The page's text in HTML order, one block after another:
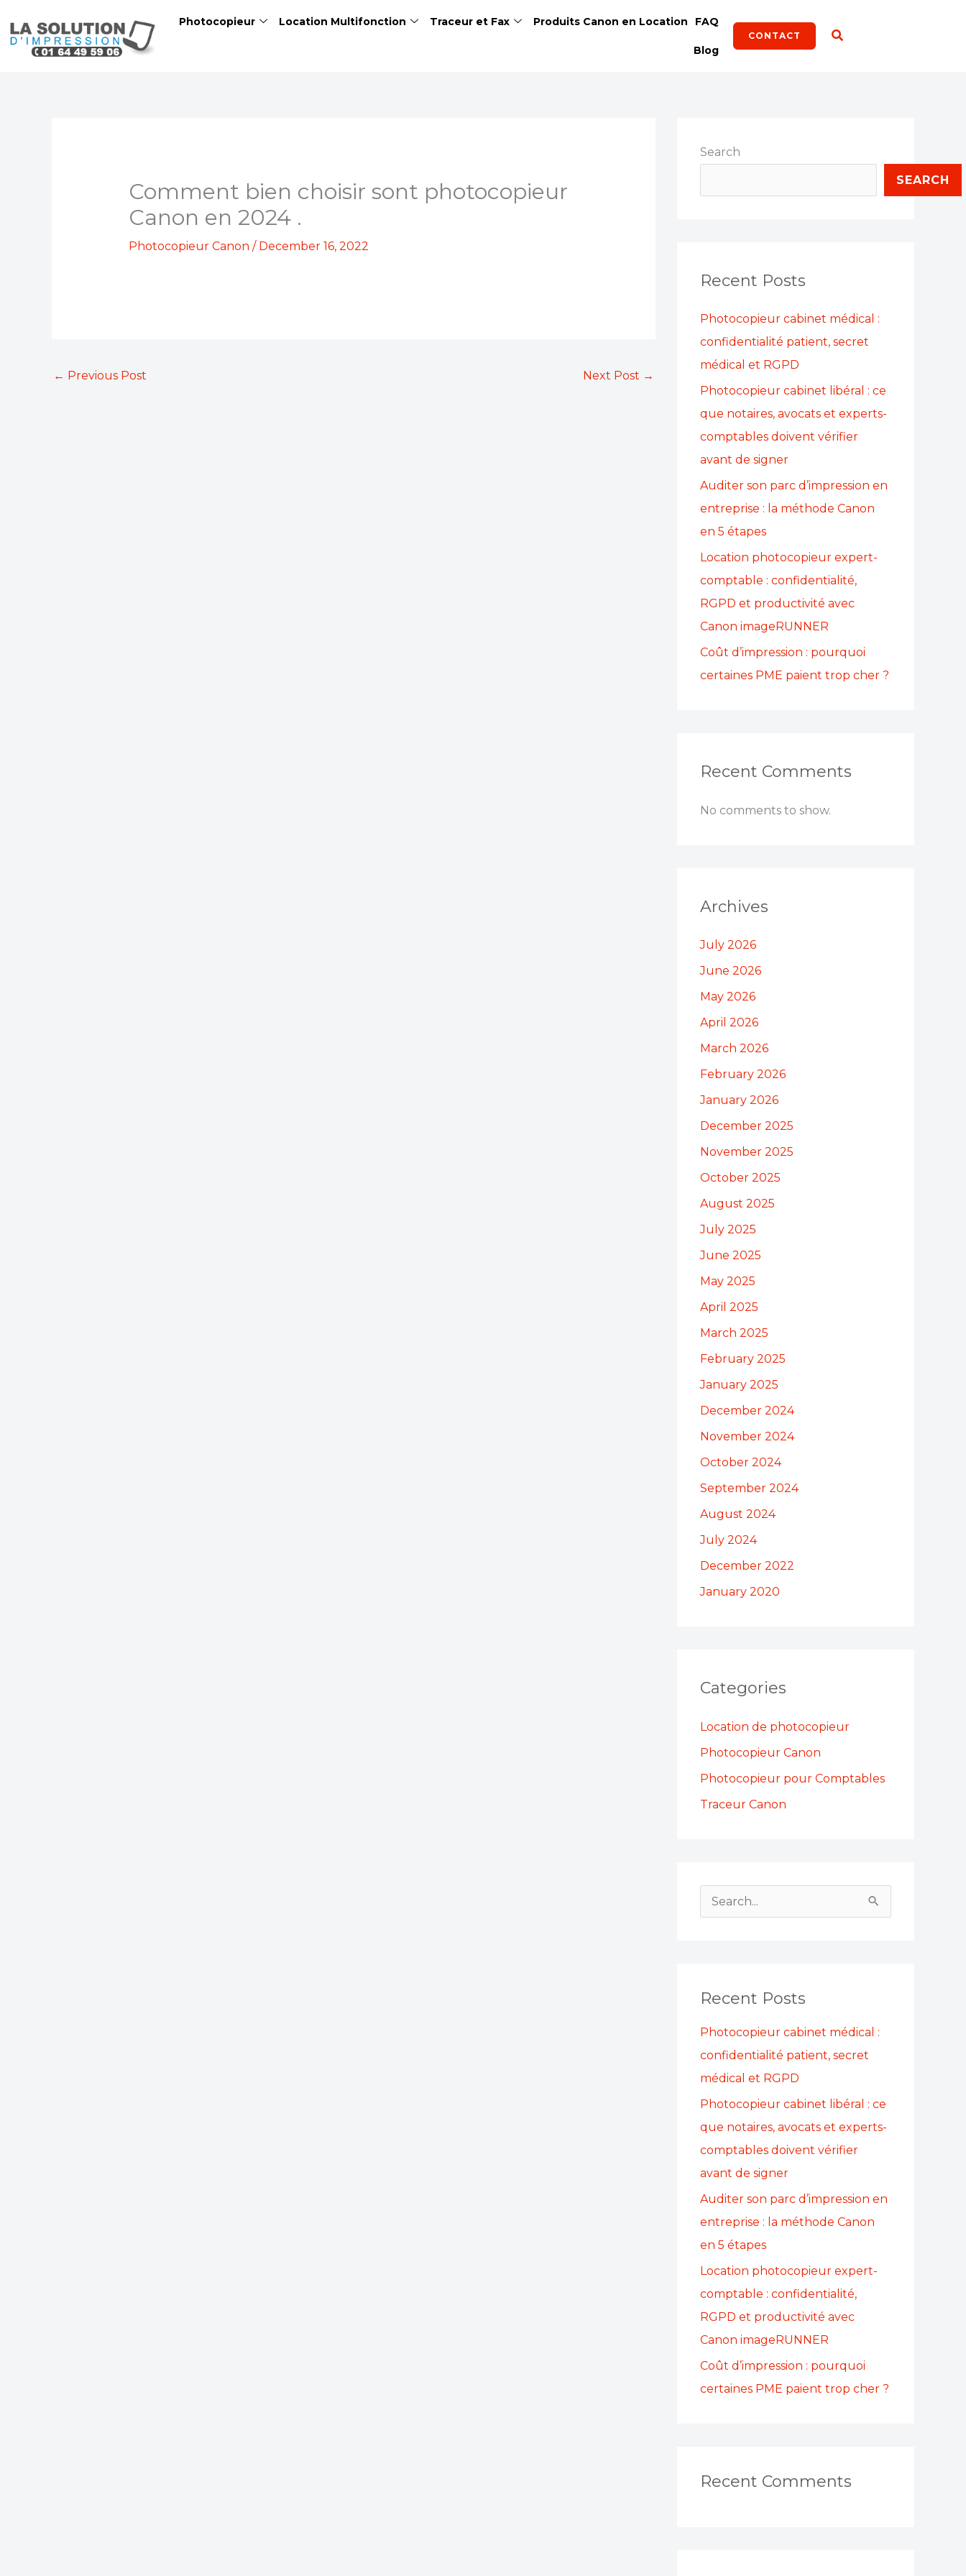
to
content
Photocopieur Location Multifonction Traceur et Fax Produits Canon en Location FAQ
Blog
CONTACT
Comment bien choisir sont photocopieur
Canon en 2024 .
Photocopieur Canon / December 16, 2022
← Previous Post Next Post →
Search
SEARCH
Recent Posts
Photocopieur cabinet médical :
confidentialité patient, secret
médical et RGPD
Photocopieur cabinet libéral : ce
que notaires, avocats et experts-
comptables doivent vérifier
avant de signer
Auditer son parc d’impression en
entreprise : la méthode Canon
en 5 étapes
Location photocopieur expert-
comptable : confidentialité,
RGPD et productivité avec
Canon imageRUNNER
Coût d’impression : pourquoi
certaines PME paient trop cher ?
Recent Comments
No comments to show.
Archives
July 2026
June 2026
May 2026
April 2026
March 2026
February 2026
January 2026
December 2025
November 2025
October 2025
August 2025
July 2025
June 2025
May 2025
April 2025
March 2025
February 2025
January 2025
December 2024
November 2024
October 2024
September 2024
August 2024
July 2024
December 2022
January 2020
Categories
Location de photocopieur
Photocopieur Canon
Photocopieur pour Comptables
Traceur Canon
c
:
Recent Posts
Photocopieur cabinet médical :
confidentialité patient, secret
médical et RGPD
Photocopieur cabinet libéral : ce
que notaires, avocats et experts-
comptables doivent vérifier
avant de signer
Auditer son parc d’impression en
entreprise : la méthode Canon
en 5 étapes
Location photocopieur expert-
comptable : confidentialité,
RGPD et productivité avec
Canon imageRUNNER
Coût d’impression : pourquoi
certaines PME paient trop cher ?
Recent Comments